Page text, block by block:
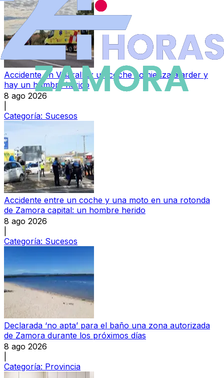
Accidente en Villaralbo: un coche comienza a arder y
hay un hombre herido
8 ago 2026
Categoría: Sucesos
Accidente entre un coche y una moto en una rotonda
de Zamora capital: un hombre herido
8 ago 2026
Categoría: Sucesos
Declarada ‘no apta’ para el baño una zona autorizada
de Zamora durante los próximos días
8 ago 2026
Categoría: Provincia